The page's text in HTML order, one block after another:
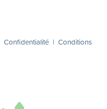
Confidentialité | Conditions